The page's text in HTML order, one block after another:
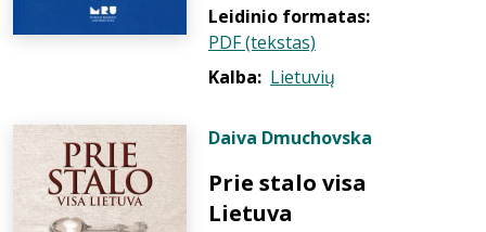
Leidinio formatas:
PDF (tekstas)
Kalba: Lietuvių
Daiva Dmuchovska
Prie stalo visa
Lietuva